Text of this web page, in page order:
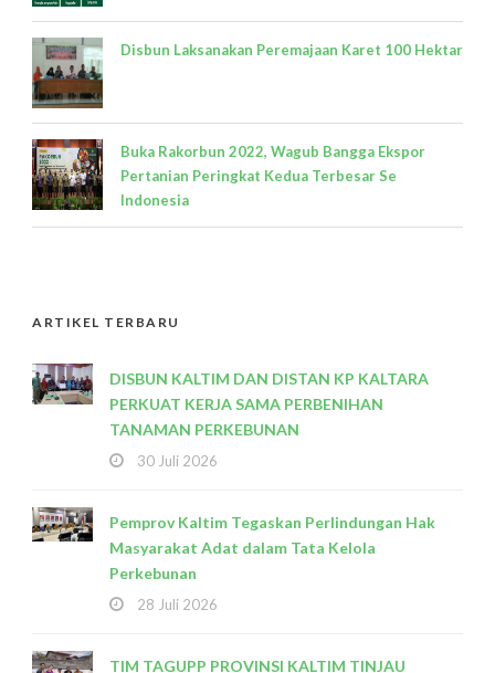
Disbun Laksanakan Peremajaan Karet 100 Hektar
Buka Rakorbun 2022, Wagub Bangga Ekspor
Pertanian Peringkat Kedua Terbesar Se
Indonesia
ARTIKEL TERBARU
DISBUN KALTIM DAN DISTAN KP KALTARA
PERKUAT KERJA SAMA PERBENIHAN
TANAMAN PERKEBUNAN
30 Juli 2026
Pemprov Kaltim Tegaskan Perlindungan Hak
Masyarakat Adat dalam Tata Kelola
Perkebunan
28 Juli 2026
TIM TAGUPP PROVINSI KALTIM TINJAU